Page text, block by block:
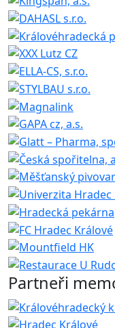
Partneři